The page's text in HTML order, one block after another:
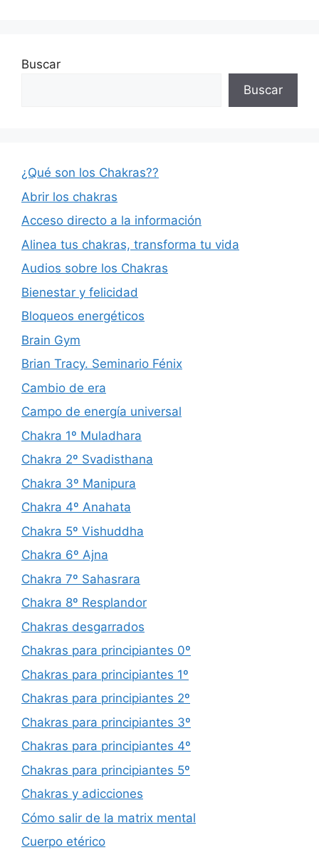
Buscar
Buscar
¿Qué son los Chakras??
Abrir los chakras
Acceso directo a la información
Alinea tus chakras, transforma tu vida
Audios sobre los Chakras
Bienestar y felicidad
Bloqueos energéticos
Brain Gym
Brian Tracy. Seminario Fénix
Cambio de era
Campo de energía universal
Chakra 1º Muladhara
Chakra 2º Svadisthana
Chakra 3º Manipura
Chakra 4º Anahata
Chakra 5º Vishuddha
Chakra 6º Ajna
Chakra 7º Sahasrara
Chakra 8º Resplandor
Chakras desgarrados
Chakras para principiantes 0º
Chakras para principiantes 1º
Chakras para principiantes 2º
Chakras para principiantes 3º
Chakras para principiantes 4º
Chakras para principiantes 5º
Chakras y adicciones
Cómo salir de la matrix mental
Cuerpo etérico